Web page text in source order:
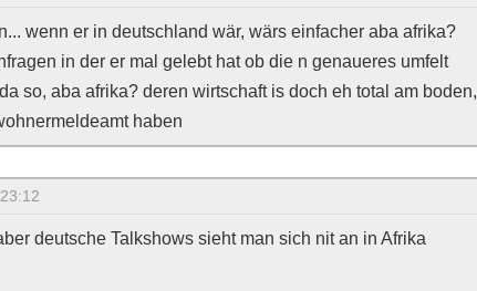
wenn er in deutschland wär, wärs einfacher aba afrika?
in der er mal gelebt hat ob die n genaueres umfelt
so, aba afrika? deren wirtschaft is doch eh total am boden,
haben
deutsche Talkshows sieht man sich nit an in Afrika